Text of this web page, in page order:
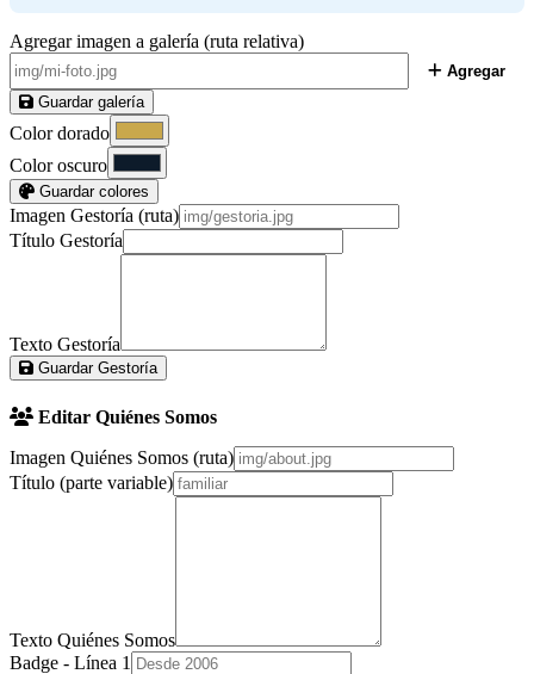
Agregar imagen a galería (ruta relativa)
Agregar
Guardar galería
Color dorado
Color oscuro
Guardar colores
Imagen Gestoría (ruta)
Título Gestoría
Texto Gestoría
Guardar Gestoría
Editar Quiénes Somos
Imagen Quiénes Somos (ruta)
Título (parte variable)
Texto Quiénes Somos
Badge - Línea 1